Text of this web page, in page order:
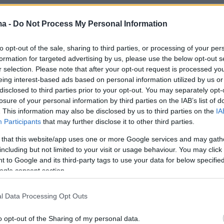
- Do Not Process My Personal Information
opt-out of the sale, sharing to third parties, or processing of your
for targeted advertising by us, please use the below opt-out
selection. Please note that after your opt-out request is processed
interest-based ads based on personal information utilized by us
to third parties prior to your opt-out. You may separately
of your personal information by third parties on the IAB’s list of
This information may also be disclosed by us to third parties on the
Participants that may further disclose it to other third parties.
that this website/app uses one or more Google services and may
but not limited to your visit or usage behaviour. You may
to Google and its third-party tags to use your data for below
consent section.
Data Processing Opt Outs
opt-out of the Sharing of my personal data.
να πλήξει ρωσικά εδάφη,
Μπορέλ
στα πλήγματα μέσα σε ρωσικά εδάφη, θα
σε συμβούλιο των υπουργών Εξωτερικών της
για πρώτη φορά
αγορές όπλων από τον κοινοτικό
4